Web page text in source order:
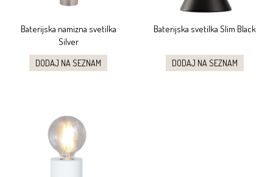
Baterijska namizna svetilka
Silver
DODAJ NA SEZNAM
Baterijska svetilka Slim Black
DODAJ NA SEZNAM